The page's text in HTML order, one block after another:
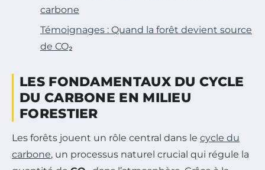
carbone
Témoignages : Quand la forêt devient source
de CO₂
LES FONDAMENTAUX DU CYCLE
DU CARBONE EN MILIEU
FORESTIER
Les forêts jouent un rôle central dans le cycle du
carbone, un processus naturel crucial qui régule la